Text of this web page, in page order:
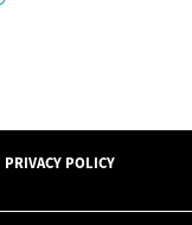
PRIVACY POLICY